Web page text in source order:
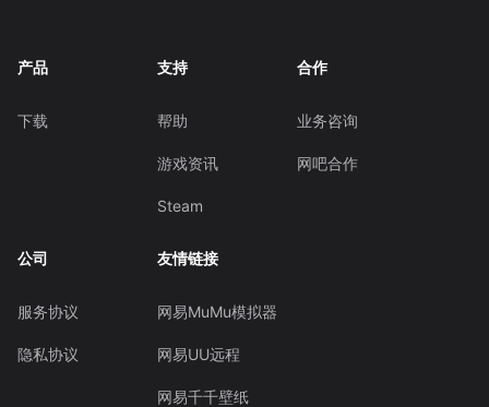
产品
下载
支持
帮助
游戏资讯
Steam
合作
业务咨询
网吧合作
公司
服务协议
隐私协议
友情链接
网易MuMu模拟器
网易UU远程
网易千千壁纸